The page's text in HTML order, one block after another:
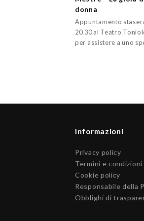
donna
Appuntamento
20.30 al Teatro
per assistere a uno
Informazioni
Privacy policy
Termini e
Cookie policy
Responsabile della
Obblighi di